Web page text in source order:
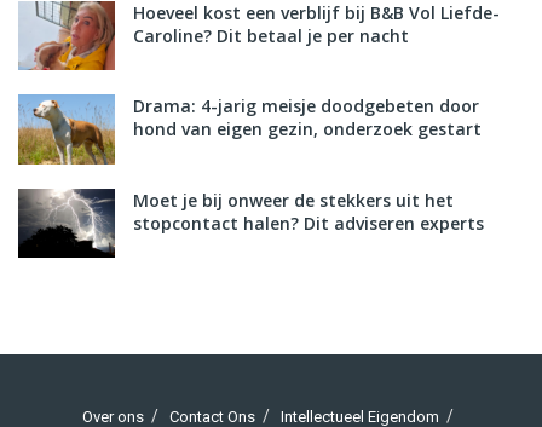
Hoeveel kost een verblijf bij B&B Vol Liefde-
Caroline? Dit betaal je per nacht
Drama: 4-jarig meisje doodgebeten door
hond van eigen gezin, onderzoek gestart
Moet je bij onweer de stekkers uit het
stopcontact halen? Dit adviseren experts
Over ons Contact Ons Intellectueel Eigendom